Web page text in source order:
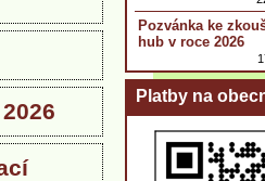
Pozvánka ke
hub v roce 2026
Platby na